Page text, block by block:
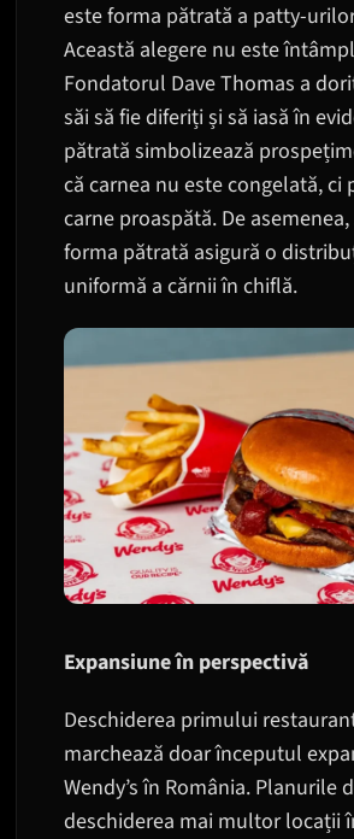
este forma pătrată a patty-
Această alegere nu este
Fondatorul Dave Thomas a
săi să fie diferiți și să iasă în
pătrată simbolizează
că carnea nu este congelată, ci
carne proaspătă. De
forma pătrată asigură o
uniformă a cărnii în chiflă.
Expansiune în perspectivă
Deschiderea primului
marchează doar începutul
Wendy’s în România. Planurile
deschiderea mai multor locații